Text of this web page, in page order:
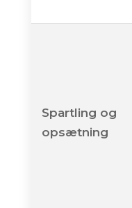
Spartling og
opsætning